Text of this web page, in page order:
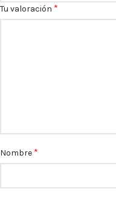
Tu valoración *
Nombre *